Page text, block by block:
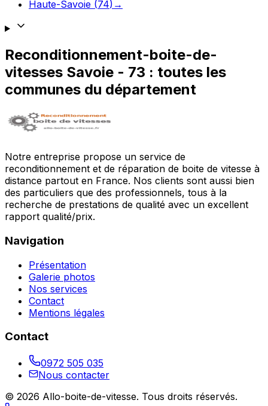
Haute-Savoie (74) →
Reconditionnement-boite-de-
vitesses Savoie - 73 : toutes les
communes du département
Notre entreprise propose un service de
reconditionnement et de réparation de boite de vitesse à
distance partout en France. Nos clients sont aussi bien
des particuliers que des professionnels, tous à la
recherche de prestations de qualité avec un excellent
rapport qualité/prix.
Navigation
Présentation
Galerie photos
Nos services
Contact
Mentions légales
Contact
0972 505 035
Nous contacter
© 2026 Allo-boite-de-vitesse. Tous droits réservés.